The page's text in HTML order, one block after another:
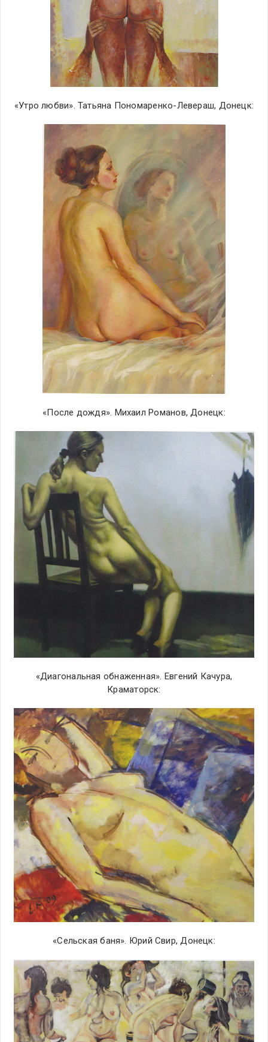
«Утро любви». Татьяна Пономаренко-Левераш, Донецк:
«После дождя». Михаил Романов, Донецк:
«Диагональная обнаженная». Евгений Качура,
Краматорск:
«Сельская баня». Юрий Свир, Донецк: